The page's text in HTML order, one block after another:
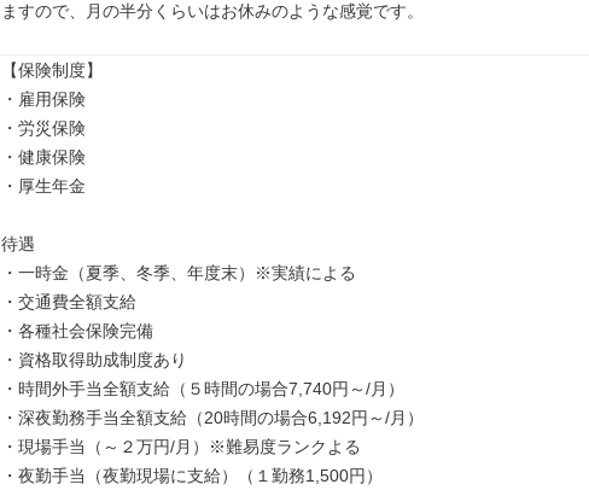
ますので、月の半分くらいはお休みのような感覚です。
【保険制度】
・雇用保険
・労災保険
・健康保険
・厚生年金
待遇
・一時金（夏季、冬季、年度末）※実績による
・交通費全額支給
・各種社会保険完備
・資格取得助成制度あり
・時間外手当全額支給（５時間の場合7,740円～/月）
・深夜勤務手当全額支給（20時間の場合6,192円～/月）
・現場手当（～２万円/月）※難易度ランクよる
・夜勤手当（夜勤現場に支給）（１勤務1,500円）